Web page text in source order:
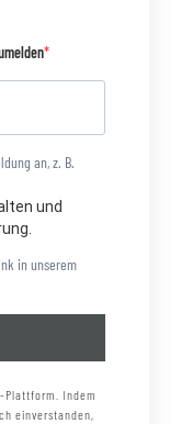
an, z. B.
und
in unserem
Plattform. Indem
einverstanden,